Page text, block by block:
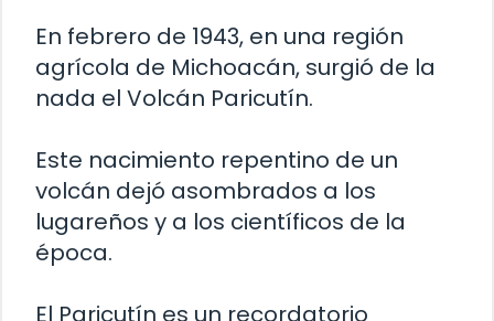
En febrero de 1943, en una región
agrícola de Michoacán, surgió de la
nada el Volcán Paricutín.
Este nacimiento repentino de un
volcán dejó asombrados a los
lugareños y a los científicos de la
época.
El Paricutín es un recordatorio